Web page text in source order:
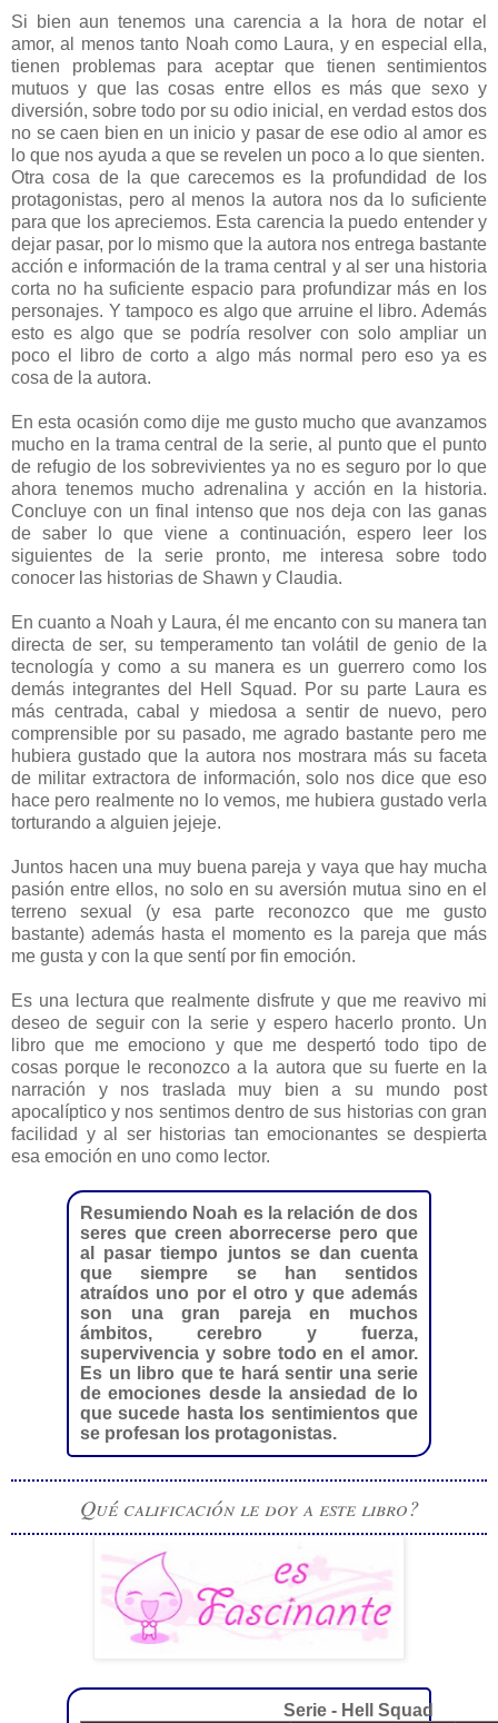
Si bien aun tenemos una carencia a la hora de notar el
amor, al menos tanto Noah como Laura, y en especial ella,
tienen problemas para aceptar que tienen sentimientos
mutuos y que las cosas entre ellos es más que sexo y
diversión, sobre todo por su odio inicial, en verdad estos dos
no se caen bien en un inicio y pasar de ese odio al amor es
lo que nos ayuda a que se revelen un poco a lo que sienten.
Otra cosa de la que carecemos es la profundidad de los
protagonistas, pero al menos la autora nos da lo suficiente
para que los apreciemos. Esta carencia la puedo entender y
dejar pasar, por lo mismo que la autora nos entrega bastante
acción e información de la trama central y al ser una historia
corta no ha suficiente espacio para profundizar más en los
personajes. Y tampoco es algo que arruine el libro. Además
esto es algo que se podría resolver con solo ampliar un
poco el libro de corto a algo más normal pero eso ya es
cosa de la autora.
En esta ocasión como dije me gusto mucho que avanzamos
mucho en la trama central de la serie, al punto que el punto
de refugio de los sobrevivientes ya no es seguro por lo que
ahora tenemos mucho adrenalina y acción en la historia.
Concluye con un final intenso que nos deja con las ganas
de saber lo que viene a continuación, espero leer los
siguientes de la serie pronto, me interesa sobre todo
conocer las historias de Shawn y Claudia.
En cuanto a Noah y Laura, él me encanto con su manera tan
directa de ser, su temperamento tan volátil de genio de la
tecnología y como a su manera es un guerrero como los
demás integrantes del Hell Squad. Por su parte Laura es
más centrada, cabal y miedosa a sentir de nuevo, pero
comprensible por su pasado, me agrado bastante pero me
hubiera gustado que la autora nos mostrara más su faceta
de militar extractora de información, solo nos dice que eso
hace pero realmente no lo vemos, me hubiera gustado verla
torturando a alguien jejeje.
Juntos hacen una muy buena pareja y vaya que hay mucha
pasión entre ellos, no solo en su aversión mutua sino en el
terreno sexual (y esa parte reconozco que me gusto
bastante) además hasta el momento es la pareja que más
me gusta y con la que sentí por fin emoción.
Es una lectura que realmente disfrute y que me reavivo mi
deseo de seguir con la serie y espero hacerlo pronto. Un
libro que me emociono y que me despertó todo tipo de
cosas porque le reconozco a la autora que su fuerte en la
narración y nos traslada muy bien a su mundo post
apocalíptico y nos sentimos dentro de sus historias con gran
facilidad y al ser historias tan emocionantes se despierta
esa emoción en uno como lector.
Resumiendo Noah es la relación de dos
seres que creen aborrecerse pero que
al pasar tiempo juntos se dan cuenta
que siempre se han sentidos
atraídos uno por el otro y que además
son una gran pareja en muchos
ámbitos, cerebro y fuerza,
supervivencia y sobre todo en el amor.
Es un libro que te hará sentir una serie
de emociones desde la ansiedad de lo
que sucede hasta los sentimientos que
se profesan los protagonistas.
Qué calificación le doy a este libro?
Serie - Hell Squad